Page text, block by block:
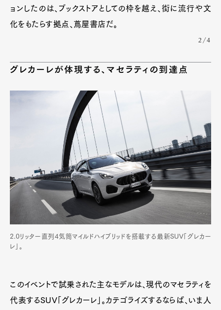
ProductCulture Lifestyle
ョンしたのは、ブックストアとしての枠を越え、街に流行や文
化をもたらす拠点、蔦屋書店だ。
2/4
グレカーレが体現する、マセラティの到達点
2.0リッター直列4気筒マイルドハイブリッドを搭載する最新SUV「グレカー
レ」。
このイベントで試乗された主なモデルは、現代のマセラティを
代表するSUV「グレカーレ」。カテゴライズするならば、いま人